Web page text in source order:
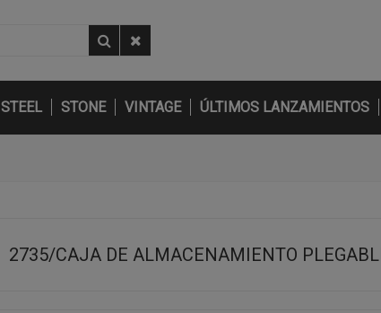
STEEL STONE VINTAGE ÚLTIMOS LANZAMIENTOS
2735/CAJA DE ALMACENAMIENTO